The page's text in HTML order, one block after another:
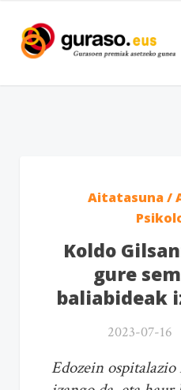
Aitatasuna /
Koldo
gure
baliabideak
2023-07-16
Edozein